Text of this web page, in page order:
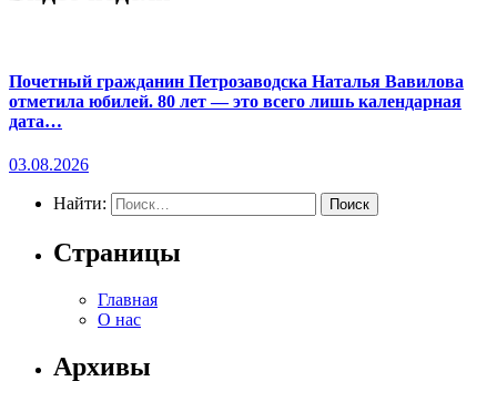
Почетный гражданин Петрозаводска Наталья Вавилова
отметила юбилей. 80 лет — это всего лишь календарная
дата…
03.08.2026
Найти:
Страницы
Главная
О нас
Архивы